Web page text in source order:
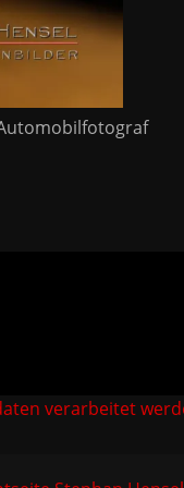
verarbeitet